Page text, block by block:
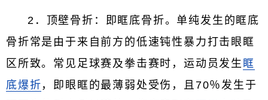
2．顶壁骨折：即眶底骨折。单纯发生的眶底
骨折常是由于来自前方的低速钝性暴力打击眼眶
区所致。常见足球赛及拳击赛时，运动员发生 眶
底爆折 ，即眼眶的最薄弱处受伤，且70％发生于